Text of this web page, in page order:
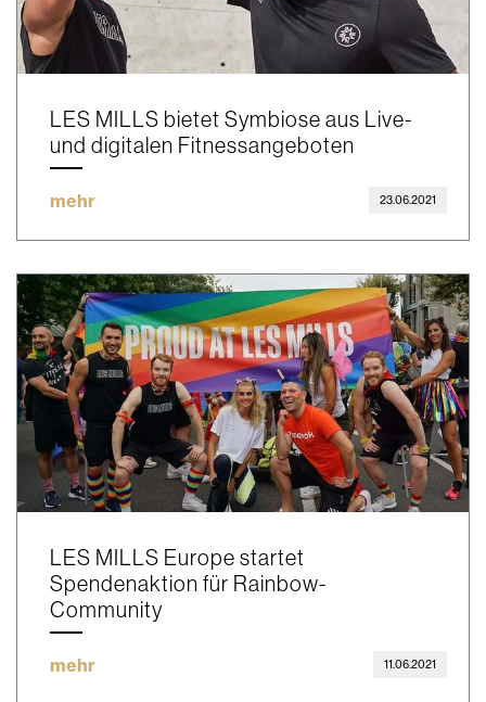
LES MILLS bietet Symbiose aus Live-
und digitalen Fitnessangeboten
mehr 23.06.2021
LES MILLS Europe startet
Spendenaktion für Rainbow-
Community
mehr 11.06.2021